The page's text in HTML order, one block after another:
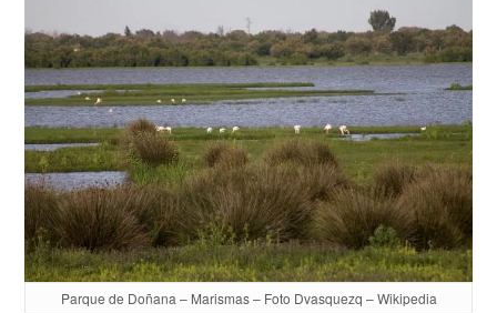
Parque de Doñana – Marismas – Foto Dvasquezq – Wikipedia